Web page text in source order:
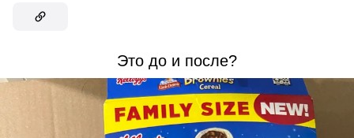
Это до и после?